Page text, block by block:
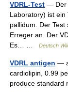
VDRL-Test — Der
Laboratory) ist ein
pallidum. Der
Erreger an. Der
Es… …
Deutsch
VDRL antigen —
cardiolipin, 0.99
produce standard